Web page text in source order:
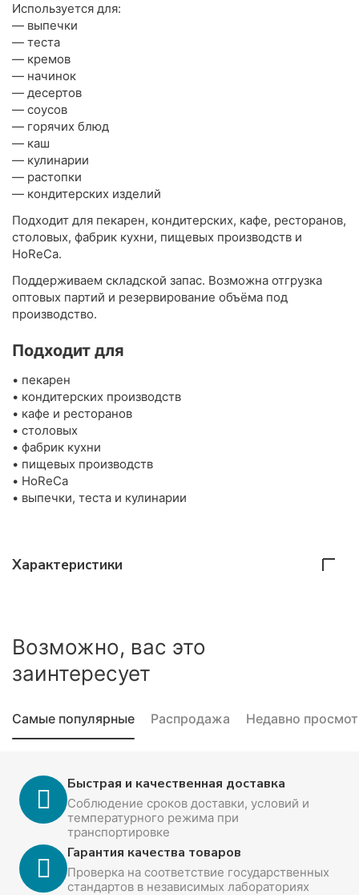
Используется для:
— выпечки
— теста
— кремов
— начинок
— десертов
— соусов
— горячих блюд
— каш
— кулинарии
— растопки
— кондитерских изделий
Подходит для пекарен, кондитерских, кафе, ресторанов,
столовых, фабрик кухни, пищевых производств и
HoReCa.
Поддерживаем складской запас. Возможна отгрузка
оптовых партий и резервирование объёма под
производство.
Подходит для
• пекарен
• кондитерских производств
• кафе и ресторанов
• столовых
• фабрик кухни
• пищевых производств
• HoReCa
• выпечки, теста и кулинарии
Характеристики
Возможно, вас это
заинтересует
Самые популярные Распродажа Недавно
Быстрая и качественная доставка
Соблюдение сроков доставки, условий и
температурного режима при
транспортировке
Гарантия качества товаров
Проверка на соответствие государственных
стандартов в независимых лабораториях